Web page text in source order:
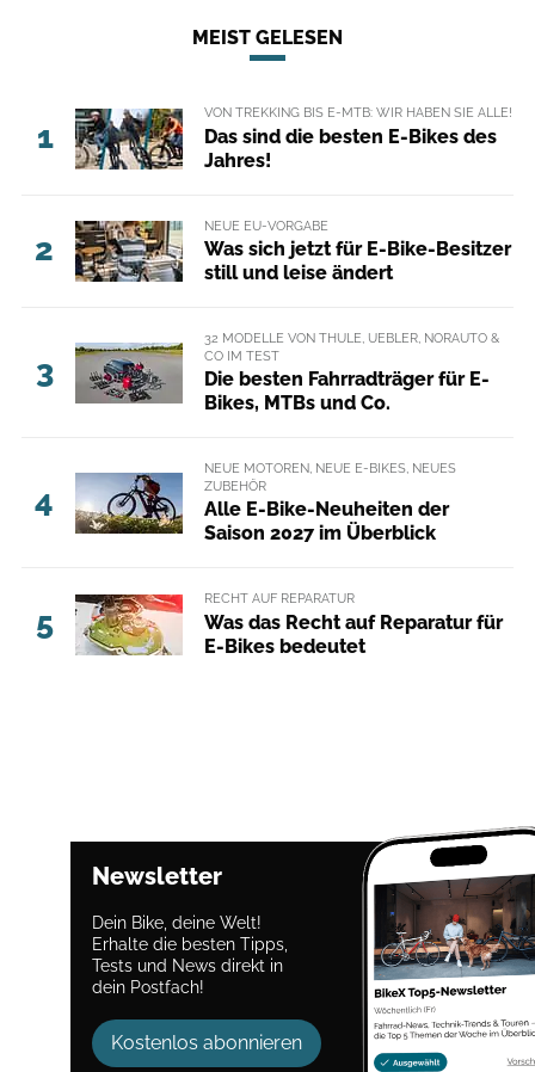
MEIST GELESEN
1
VON TREKKING BIS E-MTB: WIR HABEN SIE ALLE!
Das sind die besten E-Bikes des
Jahres!
2
NEUE EU-VORGABE
Was sich jetzt für E-Bike-Besitzer
still und leise ändert
3
32 MODELLE VON THULE, UEBLER, NORAUTO &
CO IM TEST
Die besten Fahrradträger für E-
Bikes, MTBs und Co.
4
NEUE MOTOREN, NEUE E-BIKES, NEUES
ZUBEHÖR
Alle E-Bike-Neuheiten der
Saison 2027 im Überblick
5
RECHT AUF REPARATUR
Was das Recht auf Reparatur für
E-Bikes bedeutet
Newsletter
Dein Bike, deine Welt!
Erhalte die besten Tipps,
Tests und News direkt in
dein Postfach!
Kostenlos abonnieren